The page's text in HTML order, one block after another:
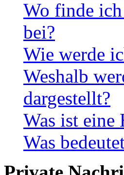
Wo finde
bei?
Wie werde
Weshalb
dargestellt?
Was ist eine
Was